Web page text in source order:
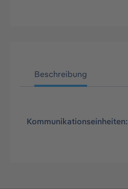
Beschreibung
Kommunikationseinheiten: